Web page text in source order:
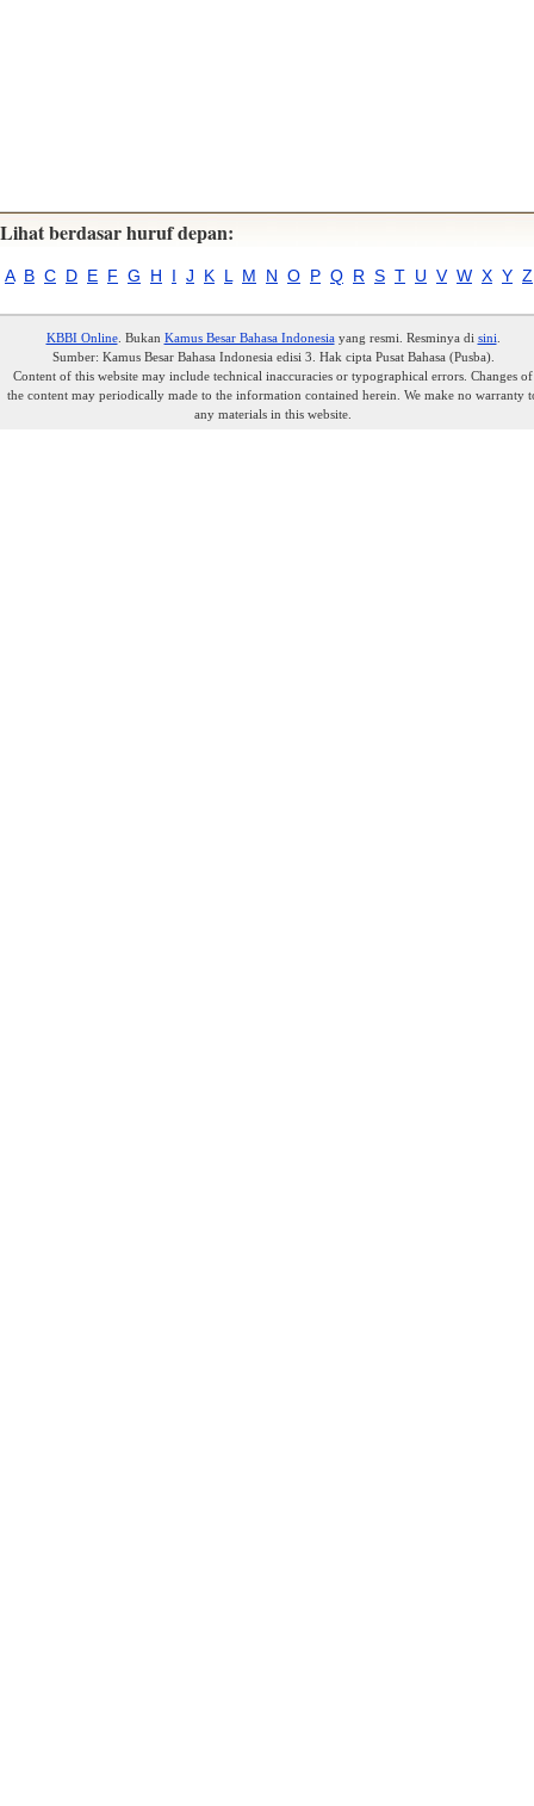
Lihat berdasar huruf depan:
A B C D E F G H I J K L M N O P Q R S T U V W X Y Z
KBBI Online. Bukan Kamus Besar Bahasa Indonesiayang resmi. Resminya di sini
Sumber: Kamus Besar Bahasa Indonesia edisi 3. Hak cipta Pusat Bahasa (Pusba).
Content of this website may include technical inaccuracies or typographical errors. Changes of
the content may periodically made to the information contained herein. We make no warranty
any materials in this website.